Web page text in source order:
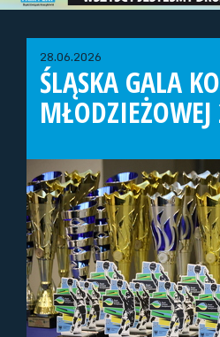
28.06.2026
ŚLĄSKA GALA